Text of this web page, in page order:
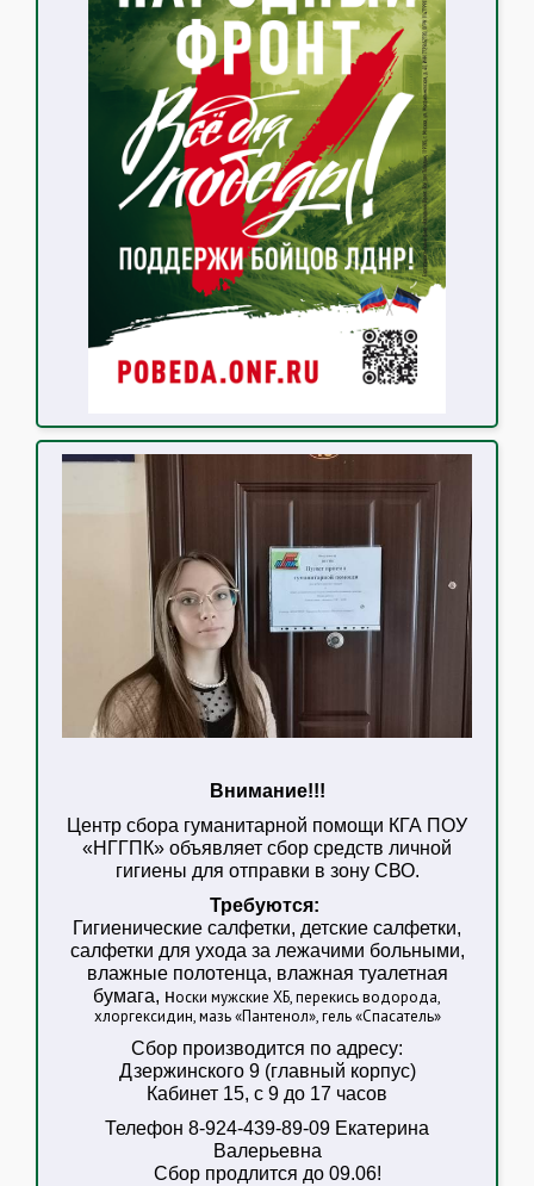
Внимание!!!
Центр сбора гуманитарной помощи КГА ПОУ
«НГГПК» объявляет сбор средств личной
гигиены для отправки в зону СВО.
Требуются:
Гигиенические салфетки, детские салфетки,
салфетки для ухода за лежачими больными,
влажные полотенца, влажная туалетная
бумага, носки мужские ХБ, перекись водорода,
хлоргексидин, мазь «Пантенол», гель «Спасатель»
Сбор производится по адресу:
Дзержинского 9 (главный корпус)
Кабинет 15, с 9 до 17 часов
Телефон 8-924-439-89-09 Екатерина
Валерьевна
Сбор продлится до 09.06!